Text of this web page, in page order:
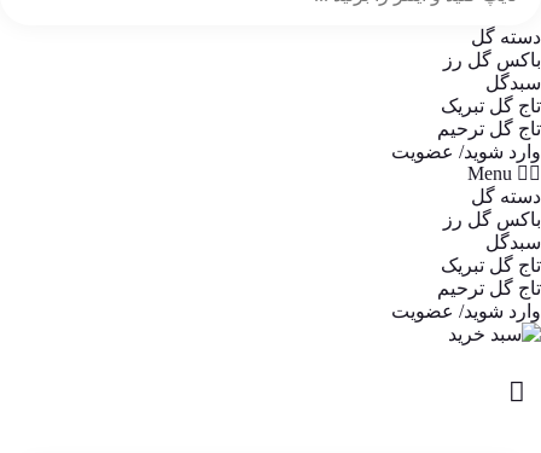
دسته گل
باکس گل رز
سبدگل
تاج گل تبریک
تاج گل ترحیم
وارد شوید/ عضویت
Menu
دسته گل
باکس گل رز
سبدگل
تاج گل تبریک
تاج گل ترحیم
وارد شوید/ عضویت